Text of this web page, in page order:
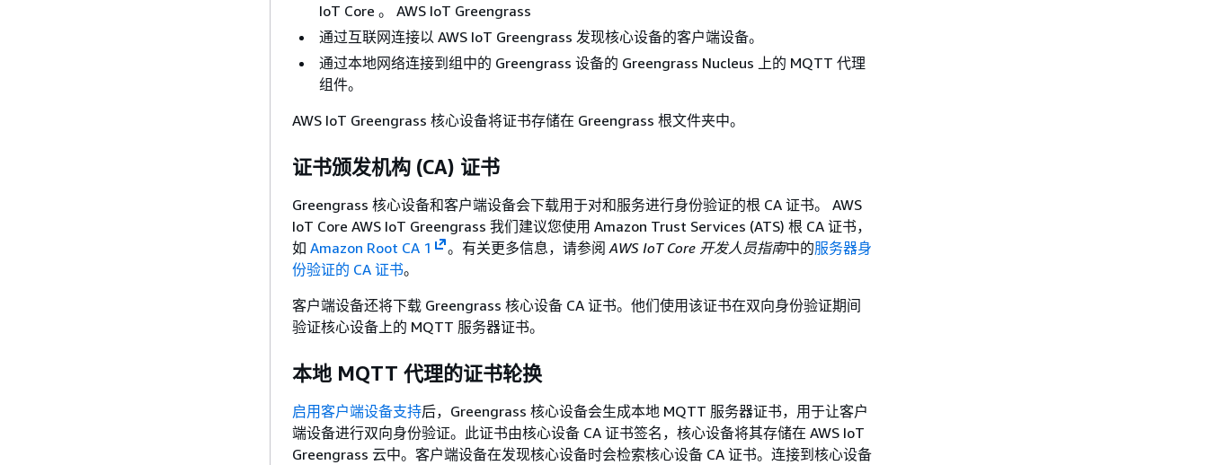
IoT Core 。 AWS IoT Greengrass
通过互联网连接以 AWS IoT Greengrass 发现核心设备的客户端设备。
通过本地网络连接到组中的 Greengrass 设备的 Greengrass Nucleus 上的 MQTT 代理
组件。
AWS IoT Greengrass 核心设备将证书存储在 Greengrass 根文件夹中。
证书颁发机构 (CA) 证书
Greengrass 核心设备和客户端设备会下载用于对和服务进行身份验证的根 CA 证书。 AWS
IoT Core AWS IoT Greengrass 我们建议您使用 Amazon Trust Services (ATS) 根 CA 证书，
如 Amazon Root CA 1 。有关更多信息，请参阅 AWS IoT Core 开发人员指南中的服务器身
份验证的 CA 证书。
客户端设备还将下载 Greengrass 核心设备 CA 证书。他们使用该证书在双向身份验证期间
验证核心设备上的 MQTT 服务器证书。
本地 MQTT 代理的证书轮换
启用客户端设备支持后，Greengrass 核心设备会生成本地 MQTT 服务器证书，用于让客户
端设备进行双向身份验证。此证书由核心设备 CA 证书签名，核心设备将其存储在 AWS IoT
Greengrass 云中。客户端设备在发现核心设备时会检索核心设备 CA 证书。连接到核心设备